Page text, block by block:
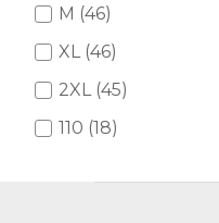
M (46)
XL (46)
2XL (45)
110 (18)